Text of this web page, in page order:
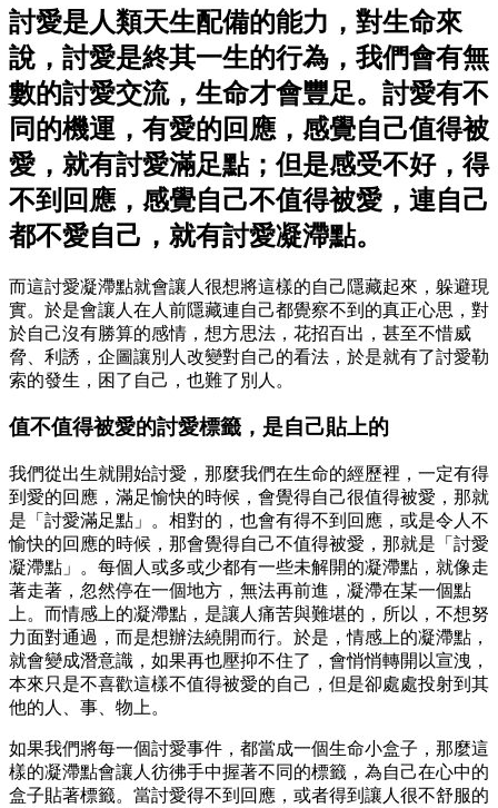
討愛是人類天生配備的能力，對生命來
說，討愛是終其一生的行為，我們會有無
數的討愛交流，生命才會豐足。討愛有不
同的機運，有愛的回應，感覺自己值得被
愛，就有討愛滿足點；但是感受不好，得
不到回應，感覺自己不值得被愛，連自己
都不愛自己，就有討愛凝滯點。
而這討愛凝滯點就會讓人很想將這樣的自己隱藏起來，躲避現
實。於是會讓人在人前隱藏連自己都覺察不到的真正心思，對
於自己沒有勝算的感情，想方思法，花招百出，甚至不惜威
脅、利誘，企圖讓別人改變對自己的看法，於是就有了討愛勒
索的發生，困了自己，也難了別人。
值不值得被愛的討愛標籤，是自己貼上的
我們從出生就開始討愛，那麼我們在生命的經歷裡，一定有得
到愛的回應，滿足愉快的時候，會覺得自己很值得被愛，那就
是「討愛滿足點」。相對的，也會有得不到回應，或是令人不
愉快的回應的時候，那會覺得自己不值得被愛，那就是「討愛
凝滯點」。每個人或多或少都有一些未解開的凝滯點，就像走
著走著，忽然停在一個地方，無法再前進，凝滯在某一個點
上。而情感上的凝滯點，是讓人痛苦與難堪的，所以，不想努
力面對通過，而是想辦法繞開而行。於是，情感上的凝滯點，
就會變成潛意識，如果再也壓抑不住了，會悄悄轉開以宣洩，
本來只是不喜歡這樣不值得被愛的自己，但是卻處處投射到其
他的人、事、物上。
如果我們將每一個討愛事件，都當成一個生命小盒子，那麼這
樣的凝滯點會讓人彷彿手中握著不同的標籤，為自己在心中的
盒子貼著標籤。當討愛得不到回應，或者得到讓人很不舒服的